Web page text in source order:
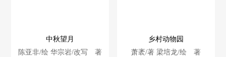
中秋望月
陈亚非/绘 华宗岩/改写 著
乡村动物园
萧袤/著 梁培龙/绘 著